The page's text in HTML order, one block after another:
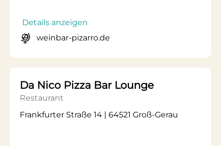
Details anzeigen
weinbar-pizarro.de
Da Nico Pizza Bar Lounge
Restaurant
Frankfurter Straße 14 | 64521 Groß-Gerau